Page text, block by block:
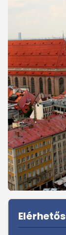
Sidebar